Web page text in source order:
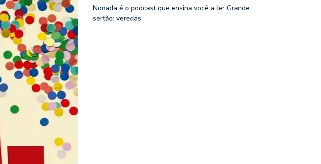
Nonada é o podcast que ensina você a ler Grande
sertão: veredas